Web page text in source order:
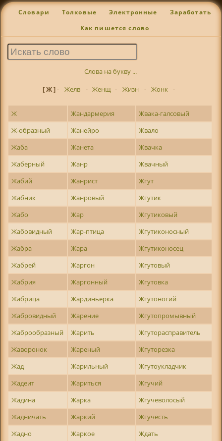
Словари Толковые Электронные Заработать
Как пишется слово
Слова на букву ...
[ Ж ]- Желв - Женщ - Жизн - Жонк -
Ж Жандармерия
Жвака-галсовый
Ж-образный
Жанейро
Жвало
Жаба
Жанета
Жвачка
Жаберный
Жанр
Жвачный
Жабий
Жанрист
Жгут
Жабник
Жанровый
Жгутик
Жабо
Жар
Жгутиковый
Жабовидный
Жар-птица
Жгутиконосный
Жабра
Жара
Жгутиконосец
Жабрей
Жаргон
Жгутовый
Жабрия
Жаргонный
Жгутовка
Жабрица
Жардиньерка
Жгутоногий
Жабровидный
Жарение
Жгутопромывный
Жаброобразный
Жарить
Жгуторасправитель
Жаворонок
Жареный
Жгуторезка
Жад
Жарильный
Жгутоукладчик
Жадеит
Жариться
Жгучий
Жадина
Жарка
Жгучеволосый
Жадничать
Жаркий
Жгучесть
Жадно
Жаркое
Ждать